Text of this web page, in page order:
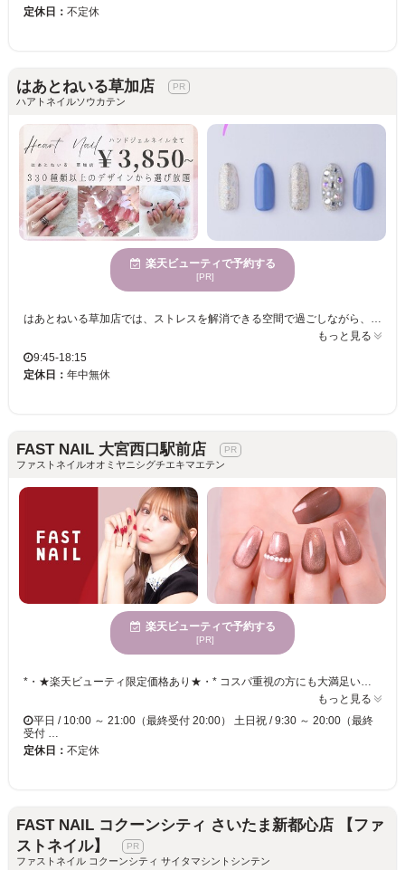
定休日： 不定休
はあとねいる草加店
ハアトネイルソウカテン
楽天ビューティで予約する
[PR]
もっと見る
9:45-18:15
定休日： 年中無休
FAST NAIL 大宮西口駅前店
ファストネイルオオミヤニシグチエキマエテン
楽天ビューティで予約する
[PR]
*・★楽天ビューティ限定価格あり★・* コスパ重視の方にも大満足いただいています！ ☑ 忙しい方にも嬉しい【時短ネイル】 ☑ 落ち着いた空間で【リラックス施術】 ☑ シンプル〜トレンド・ニュアンスまで【幅広いデザイン対応】 皆様のお悩み・理想に近づけるよう、 精一杯お施術させて頂きます。 リーズナブルな価格と丁寧な施術で リラックスできるひとときをお過ごしください。
もっと見る
平日 / 10:00 ～ 21:00（最終受付 20:00） 土日祝 / 9:30 ～ 20:00（最終
受付 …
定休日： 不定休
FAST NAIL コクーンシティ さいたま新都心店 【ファ
ストネイル】
ファストネイル コクーンシティ サイタマシントシンテン